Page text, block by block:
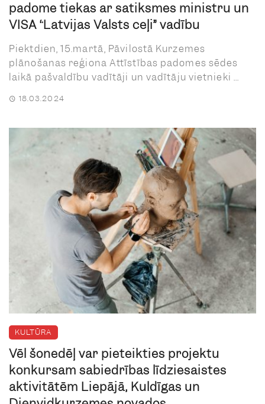
padome tiekas ar satiksmes ministru un
VISA “Latvijas Valsts ceļi” vadību
Piektdien, 15.martā, Pāvilostā Kurzemes
plānošanas reģiona Attīstības padomes sēdes
laikā pašvaldību vadītāji un vadītāju vietnieki ...
18.03.2024
KULTŪRA
Vēl šonedēļ var pieteikties projektu
konkursam sabiedrības līdziesaistes
aktivitātēm Liepājā, Kuldīgas un